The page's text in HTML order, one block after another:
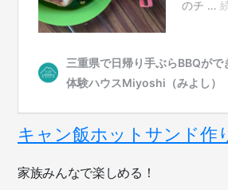
キャン飯ホットサンド作
家族みんなで楽しめる！